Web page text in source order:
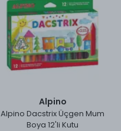
Alpino
Alpino Dacstrix Üçgen Mum
Boya 12'li Kutu